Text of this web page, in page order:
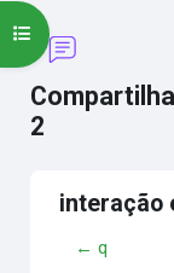
2
Abrir índice do curso
interação
← q